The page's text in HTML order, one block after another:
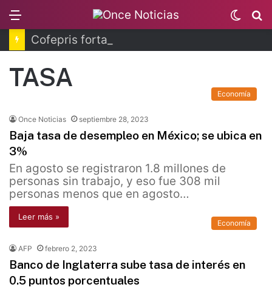
Switch
skin
TASA
Economía
Once Noticias septiembre 28, 2023
Baja tasa de desempleo en México; se ubica en
3%
En agosto se registraron 1.8 millones de
personas sin trabajo, y eso fue 308 mil
personas menos que en agosto…
Leer más »
Economía
AFP febrero 2, 2023
Banco de Inglaterra sube tasa de interés en
0.5 puntos porcentuales